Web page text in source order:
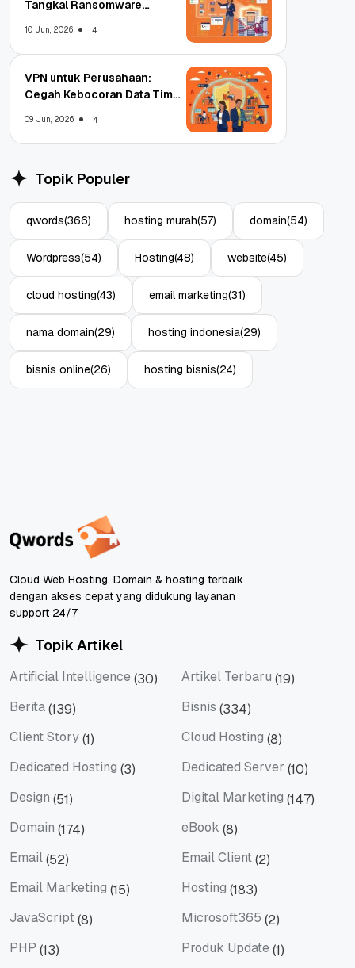
Tangkal Ransomware
10 Jun, 2026 4
VPN untuk Perusahaan:
Cegah Kebocoran Data Tim
09 Jun, 2026 4
Topik Populer
qwords(366) hosting murah(57) domain(54)
Wordpress(54) Hosting(48) website(45)
cloud hosting(43) email marketing(31)
nama domain(29) hosting indonesia(29)
bisnis online(26) hosting bisnis(24)
Cloud Web Hosting. Domain & hosting terbaik
dengan akses cepat yang didukung layanan
support 24/7
Topik Artikel
Artificial Intelligence (30) Artikel Terbaru (19)
Berita(139) Bisnis (334)
Client Story(1) Cloud Hosting (8)
Dedicated Hosting (3) Dedicated Server (10)
Design (51) Digital Marketing (147)
Domain (174) eBook (8)
Email(52) Email Client(2)
Email Marketing (15) Hosting (183)
JavaScript(8) Microsoft365 (2)
PHP (13) Produk Update (1)